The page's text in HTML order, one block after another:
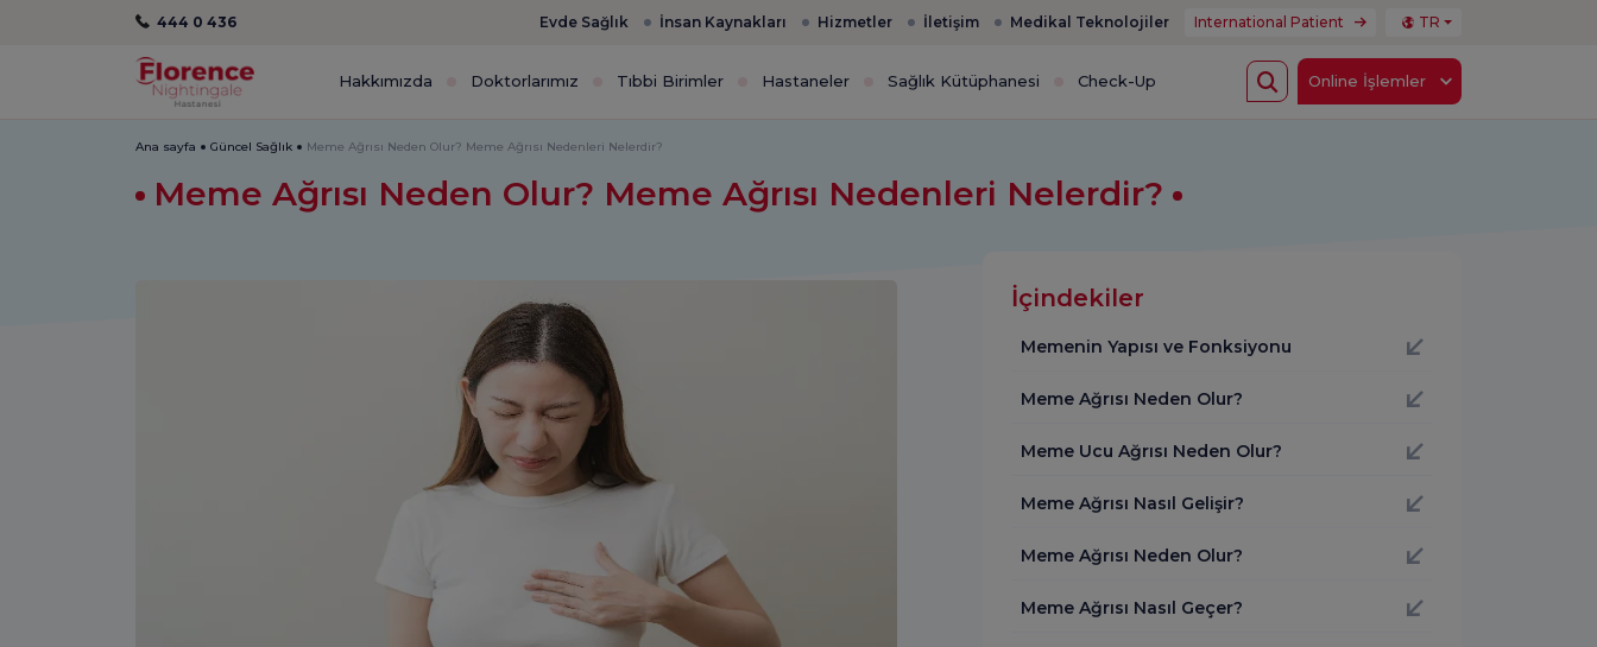
444 0 436 Evde Sağlık İnsan Kaynakları Hizmetler İletişim Medikal Teknolojiler International Patient TR
Hakkımızda Doktorlarımız Tıbbi Birimler Hastaneler Sağlık Kütüphanesi Check-Up Online İşlemler
Ana sayfa Güncel Sağlık Meme Ağrısı Neden Olur? Meme Ağrısı Nedenleri Nelerdir?
Meme Ağrısı Neden Olur? Meme Ağrısı Nedenleri Nelerdir?
İçindekiler
Memenin Yapısı ve Fonksiyonu
Meme Ağrısı Neden Olur?
Meme Ucu Ağrısı Neden Olur?
Meme Ağrısı Nasıl Gelişir?
Meme Ağrısı Neden Olur?
Meme Ağrısı Nasıl Geçer?